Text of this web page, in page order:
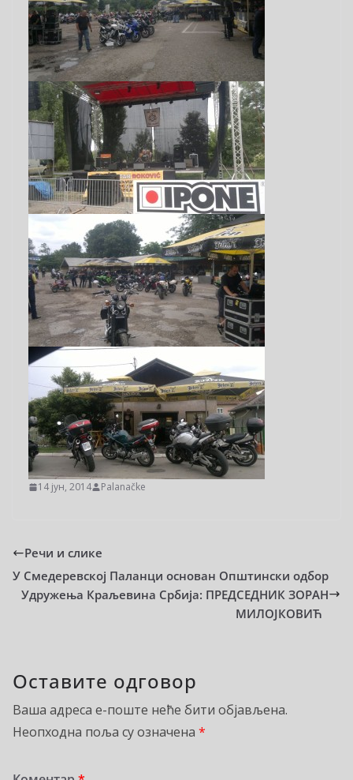
14 јун, 2014 Palanačke
Речи и слике
У Смедеревској Паланци основан Општински одбор
Удружења Краљевина Србија: ПРЕДСЕДНИК ЗОРАН
МИЛОЈКОВИЋ
Оставите одговор
Ваша адреса е-поште неће бити објављена.
Неопходна поља су означена *